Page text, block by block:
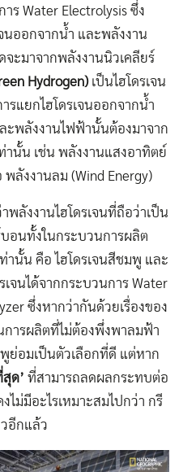
ร Water Electrolysis ซึ่ง
นออกจากน้ำ และพลังงาน
จะมาจากพลังงานนิวเคลียร์
Hydrogen) เป็น ไฮโดรเจน
รแยกไฮโดรเจนออกจากน้ำ
ะพลังงานไฟฟ้านั้นต้องมาจาก
านั้น เช่น พลังงานแสงอาทิตย์
พลังงานลม (Wind Energy)
ลังงานไฮโดรเจนที่ถือว่าเป็น
อนทั้งในกระบวนการผลิต
านั้น คือ ไฮโดรเจนสีชมพู และ
เจนได้จากกระบวนการ Water
ซึ่งหากว่ากันด้วยเรื่องของ
ารผลิตที่ไม่ต้องพึ่งพาลมฟ้า
ย่อมเป็นตัวเลือกที่ดี แต่หาก
ด’ ที่สามารถลดผลกระทบต่อ
ไม่มีอะไรเหมาะสมไปกว่า กรี
วอีกแล้ว